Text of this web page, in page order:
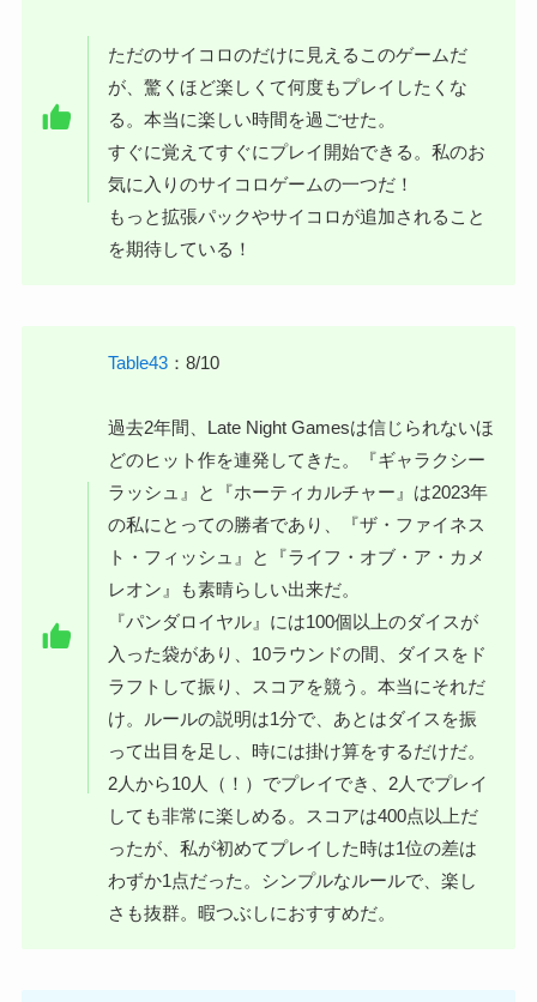
ただのサイコロのだけに見えるこのゲームだ
が、驚くほど楽しくて何度もプレイしたくな
る。本当に楽しい時間を過ごせた。
すぐに覚えてすぐにプレイ開始できる。私のお
気に入りのサイコロゲームの一つだ！
もっと拡張パックやサイコロが追加されること
を期待している！
Table43 ：8/10
過去2年間、Late Night Gamesは信じられないほ
どのヒット作を連発してきた。『ギャラクシー
ラッシュ』と『ホーティカルチャー』は2023年
の私にとっての勝者であり、『ザ・ファイネス
ト・フィッシュ』と『ライフ・オブ・ア・カメ
レオン』も素晴らしい出来だ。
『パンダロイヤル』には100個以上のダイスが
入った袋があり、10ラウンドの間、ダイスをド
ラフトして振り、スコアを競う。本当にそれだ
け。ルールの説明は1分で、あとはダイスを振
って出目を足し、時には掛け算をするだけだ。
2人から10人（！）でプレイでき、2人でプレイ
しても非常に楽しめる。スコアは400点以上だ
ったが、私が初めてプレイした時は1位の差は
わずか1点だった。シンプルなルールで、楽し
さも抜群。暇つぶしにおすすめだ。